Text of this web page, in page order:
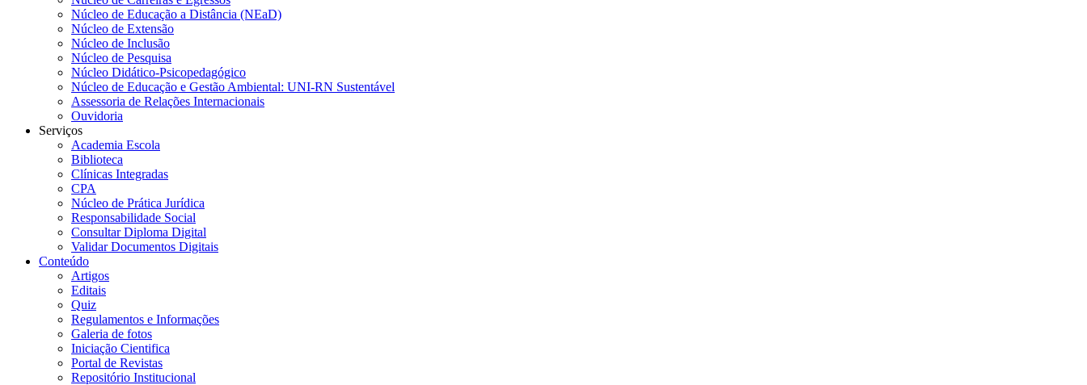
Núcleo de Educação a Distância (NEaD)
Núcleo de Extensão
Núcleo de Inclusão
Núcleo de Pesquisa
Núcleo Didático-Psicopedagógico
Núcleo de Educação e Gestão Ambiental: UNI-RN Sustentável
Assessoria de Relações Internacionais
Ouvidoria
Serviços
Academia Escola
Biblioteca
Clínicas Integradas
CPA
Núcleo de Prática Jurídica
Responsabilidade Social
Consultar Diploma Digital
Validar Documentos Digitais
Conteúdo
Artigos
Editais
Quiz
Regulamentos e Informações
Galeria de fotos
Iniciação Cientifica
Portal de Revistas
Repositório Institucional